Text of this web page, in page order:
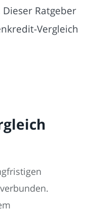
Ratgeber
Vergleich